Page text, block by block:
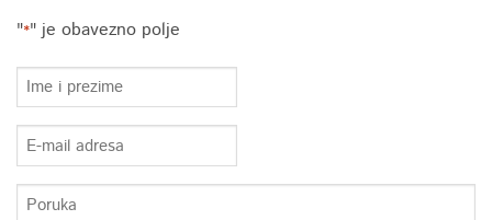
"*" je obavezno polje
Ime
i
Prezime
*
E-
mail
Poruka